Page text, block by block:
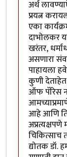
अर्थ
प्रयत्न
एका
दाभोलकर
खरंतर,
असणारा
पाहायला
कुणी
ऑफ पॅरिस
आहे आणि
चिकित्साच
द्योतक डॉ.